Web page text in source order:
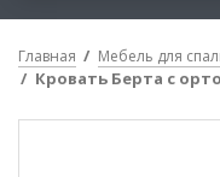
Главная Мебель для
Кровать Берта с